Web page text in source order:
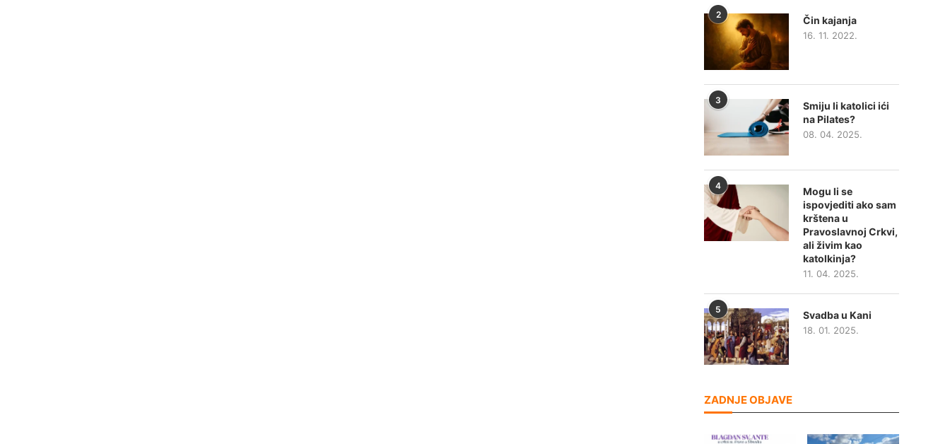
2 Čin kajanja
16. 11. 2022.
3
Smiju li katolici ići
na Pilates?
08. 04. 2025.
4
Mogu li se
ispovjediti ako sam
krštena u
Pravoslavnoj Crkvi,
ali živim kao
katolkinja?
11. 04. 2025.
5 Svadba u Kani
18. 01. 2025.
ZADNJE OBJAVE